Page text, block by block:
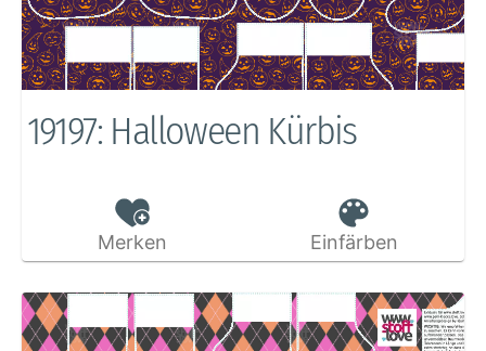
19197: Halloween Kürbis
Merken Einfärben